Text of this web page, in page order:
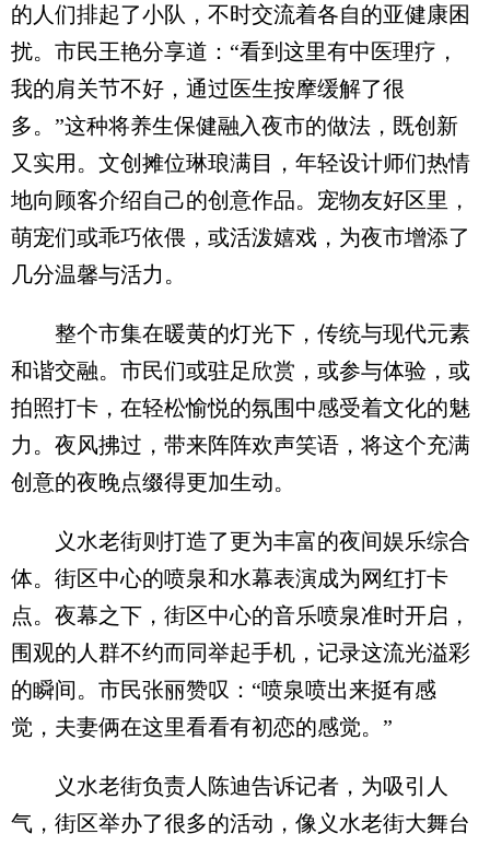
的人们排起了小队，不时交流着各自的亚健康困
扰。市民王艳分享道：“看到这里有中医理疗，
我的肩关节不好，通过医生按摩缓解了很
多。”这种将养生保健融入夜市的做法，既创新
又实用。文创摊位琳琅满目，年轻设计师们热情
地向顾客介绍自己的创意作品。宠物友好区里，
萌宠们或乖巧依偎，或活泼嬉戏，为夜市增添了
几分温馨与活力。
整个市集在暖黄的灯光下，传统与现代元素
和谐交融。市民们或驻足欣赏，或参与体验，或
拍照打卡，在轻松愉悦的氛围中感受着文化的魅
力。夜风拂过，带来阵阵欢声笑语，将这个充满
创意的夜晚点缀得更加生动。
义水老街则打造了更为丰富的夜间娱乐综合
体。街区中心的喷泉和水幕表演成为网红打卡
点。夜幕之下，街区中心的音乐喷泉准时开启，
围观的人群不约而同举起手机，记录这流光溢彩
的瞬间。市民张丽赞叹：“喷泉喷出来挺有感
觉，夫妻俩在这里看看有初恋的感觉。”
义水老街负责人陈迪告诉记者，为吸引人
气，街区举办了很多的活动，像义水老街大舞台